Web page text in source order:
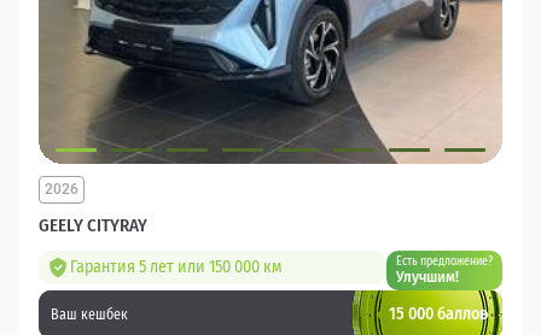
GEELY CITYRAY
2026
Гарантия 5 лет или 150 000 км Есть предложение?
Улучшим!
Ваш кешбек 15 000 баллов